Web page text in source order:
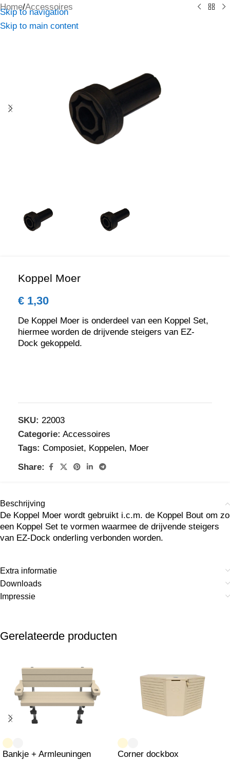
Skip to navigation
Skip to main content
Home/Accessoires
Koppel Moer
€ 1,30
De Koppel Moer is onderdeel van een Koppel Set,
hiermee worden de drijvende steigers van EZ-
Dock gekoppeld.
SKU: 22003
Categorie: Accessoires
Tags: Composiet, Koppelen, Moer
Share:
Beschrijving
De Koppel Moer wordt gebruikt i.c.m. de Koppel Bout om zo
een Koppel Set te vormen waarmee de drijvende steigers
van EZ-Dock onderling verbonden worden.
Extra informatie
Downloads
Impressie
Gerelateerde producten
Bankje + Armleuningen Corner dockbox